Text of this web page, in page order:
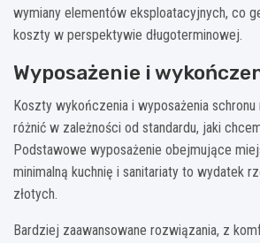
wymiany elementów eksploatacyjnych, co
koszty w perspektywie długoterminowej.
Wyposażenie i
Koszty wykończenia i wyposażenia
różnić w zależności od standardu, jaki
Podstawowe wyposażenie obejmujące
minimalną kuchnię i sanitariaty to wydatek
złotych.
Bardziej zaawansowane rozwiązania, z